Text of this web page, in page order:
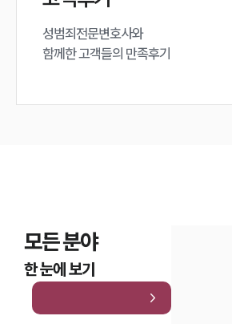
성범죄전문변호사와
함께한 고객들의 만족후기
모든 분야
한 눈에 보기